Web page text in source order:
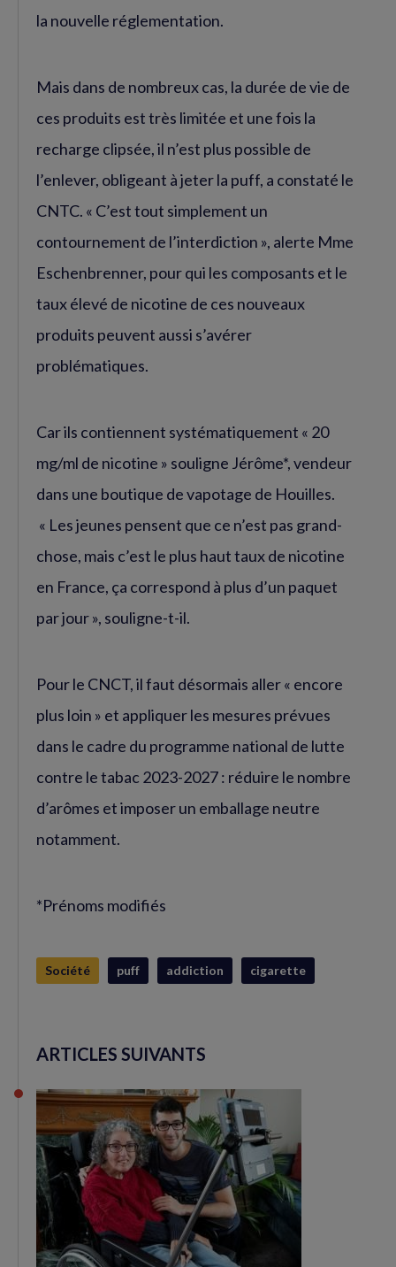
la nouvelle réglementation.
Mais dans de nombreux cas, la durée de vie de
ces produits est très limitée et une fois la
recharge clipsée, il n’est plus possible de
l’enlever, obligeant à jeter la puff, a constaté le
CNTC. « C’est tout simplement un
contournement de l’interdiction », alerte Mme
Eschenbrenner, pour qui les composants et le
taux élevé de nicotine de ces nouveaux
produits peuvent aussi s’avérer
problématiques.
Car ils contiennent systématiquement « 20
mg/ml de nicotine » souligne Jérôme*, vendeur
dans une boutique de vapotage de Houilles.
« Les jeunes pensent que ce n’est pas grand-
chose, mais c’est le plus haut taux de nicotine
en France, ça correspond à plus d’un paquet
par jour », souligne-t-il.
Pour le CNCT, il faut désormais aller « encore
plus loin » et appliquer les mesures prévues
dans le cadre du programme national de lutte
contre le tabac 2023-2027 : réduire le nombre
d’arômes et imposer un emballage neutre
notamment.
*Prénoms modifiés
Société puff addiction cigarette
ARTICLES SUIVANTS